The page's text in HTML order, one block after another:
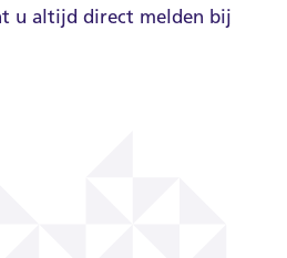
u altijd direct melden bij